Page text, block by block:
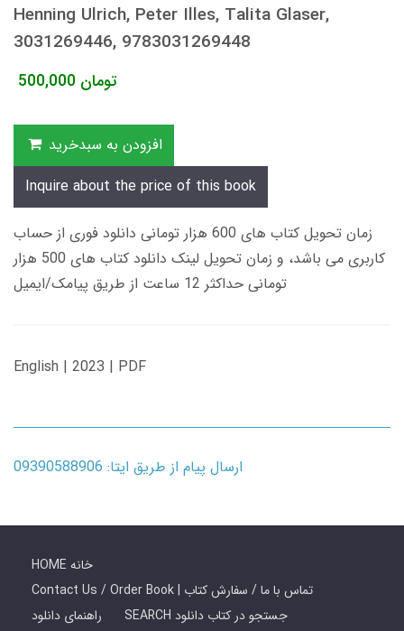
Henning Ulrich, Peter Illes, Talita Glaser,
3031269446, 9783031269448
500,000 تومان
افزودن به سبدخرید
Inquire about the price of this book
زمان تحویل کتاب های 600 هزار تومانی دانلود فوری از حساب
کاربری می باشد، و زمان تحویل لینک دانلود کتاب های 500 هزار
تومانی حداکثر 12 ساعت از طریق پیامک/ایمیل
English | 2023 | PDF
ارسال پیام از طریق ایتا: 09390588906
HOME خانه
Contact Us / Order Book | تماس با ما / سفارش کتاب
راهنمای دانلود
SEARCH جستجو در کتاب دانلود